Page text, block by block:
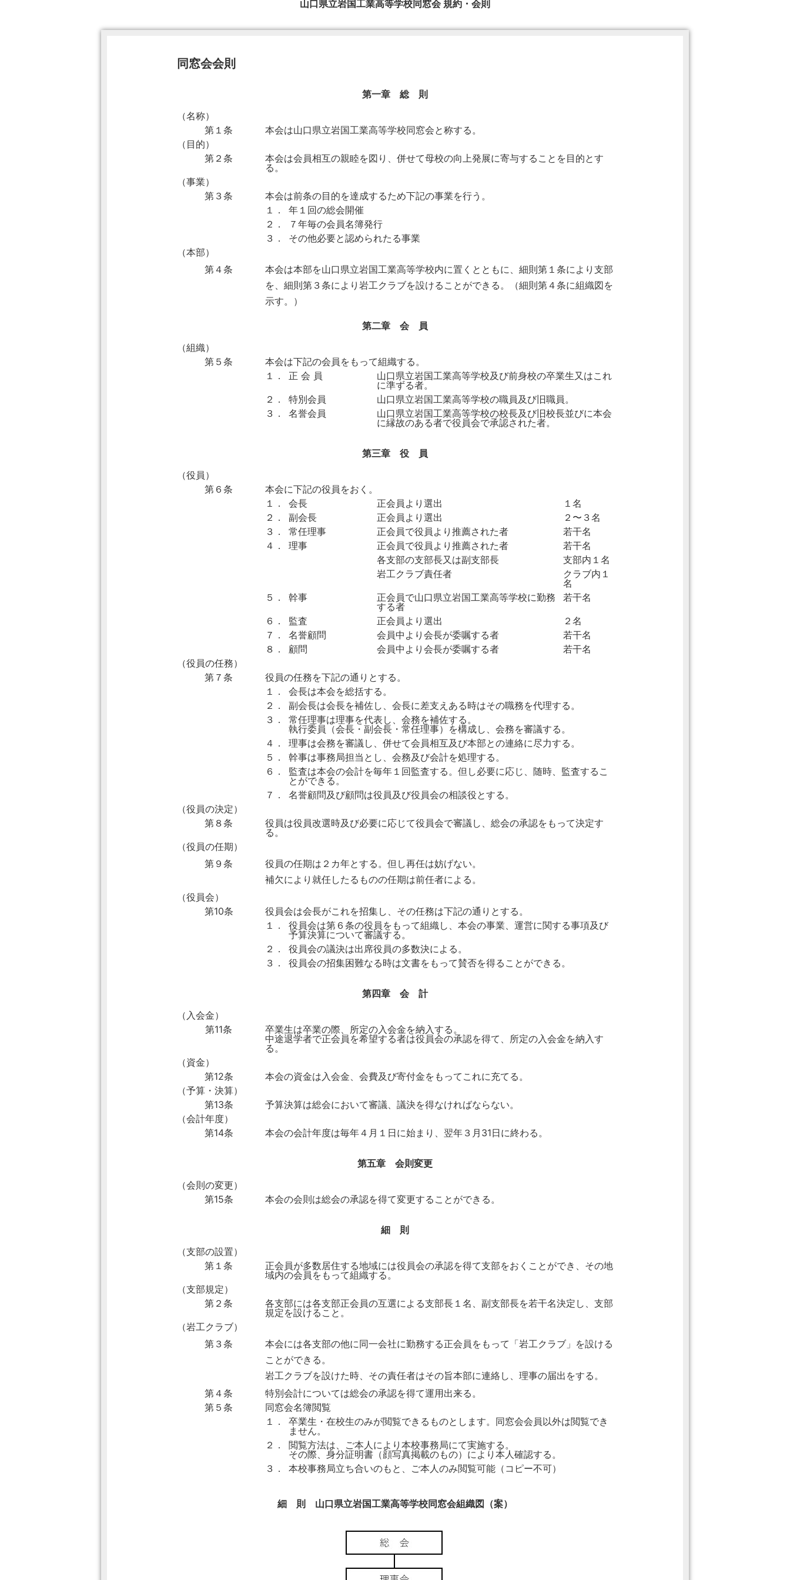
山口県立岩国工業高等学校同窓会 規約・会則
同窓会会則
第一章 総 則
（名称）
第１条
本会は山口県立岩国工業高等学校同窓会と称する。
（目的）
第２条
本会は会員相互の親睦を図り、併せて母校の向上発展に寄与することを目的とす
る。
（事業）
第３条
本会は前条の目的を達成するため下記の事業を行う。
１．
年１回の総会開催
２．
７年毎の会員名簿発行
３．
その他必要と認められたる事業
（本部）
第４条
本会は本部を山口県立岩国工業高等学校内に置くとともに、細則第１条により支部
を、細則第３条により岩工クラブを設けることができる。（細則第４条に組織図を
示す。）
第二章 会 員
（組織）
第５条
本会は下記の会員をもって組織する。
１．
正 会 員
山口県立岩国工業高等学校及び前身校の卒業生又はこれ
に準ずる者。
２．
特別会員
山口県立岩国工業高等学校の職員及び旧職員。
３．
名誉会員
山口県立岩国工業高等学校の校長及び旧校長並びに本会
に縁故のある者で役員会で承認された者。
第三章 役 員
（役員）
第６条
本会に下記の役員をおく。
１．
会長 正会員より選出
１名
２．
副会長 正会員より選出
２〜３名
３．
常任理事 正会員で役員より推薦された者
若干名
４．
理事 正会員で役員より推薦された者
若干名
各支部の支部長又は副支部長
支部内１名
岩工クラブ責任者
クラブ内１
名
５．
幹事
正会員で山口県立岩国工業高等学校に勤務
する者
若干名
６．
監査 正会員より選出
２名
７．
名誉顧問 会員中より会長が委嘱する者
若干名
８．
顧問 会員中より会長が委嘱する者
若干名
（役員の任務）
第７条
役員の任務を下記の通りとする。
１．
会長は本会を総括する。
２．
副会長は会長を補佐し、会長に差支えある時はその職務を代理する。
３．
常任理事は理事を代表し、会務を補佐する。
執行委員（会長・副会長・常任理事）を構成し、会務を審議する。
４．
理事は会務を審議し、併せて会員相互及び本部との連絡に尽力する。
５．
幹事は事務局担当とし、会務及び会計を処理する。
６．
監査は本会の会計を毎年１回監査する。但し必要に応じ、随時、監査するこ
とができる。
７．
名誉顧問及び顧問は役員及び役員会の相談役とする。
（役員の決定）
第８条
役員は役員改選時及び必要に応じて役員会で審議し、総会の承認をもって決定す
る。
（役員の任期）
第９条
役員の任期は２カ年とする。但し再任は妨げない。
補欠により就任したるものの任期は前任者による。
（役員会）
第10条
役員会は会長がこれを招集し、その任務は下記の通りとする。
１．
役員会は第６条の役員をもって組織し、本会の事業、運営に関する事項及び
予算決算について審議する。
２．
役員会の議決は出席役員の多数決による。
３．
役員会の招集困難なる時は文書をもって賛否を得ることができる。
第四章 会 計
（入会金）
第11条
卒業生は卒業の際、所定の入会金を納入する。
中途退学者で正会員を希望する者は役員会の承認を得て、所定の入会金を納入す
る。
（資金）
第12条
本会の資金は入会金、会費及び寄付金をもってこれに充てる。
（予算・決算）
第13条
予算決算は総会において審議、議決を得なければならない。
（会計年度）
第14条
本会の会計年度は毎年４月１日に始まり、翌年３月31日に終わる。
第五章 会則変更
（会則の変更）
第15条
本会の会則は総会の承認を得て変更することができる。
細 則
（支部の設置）
第１条
正会員が多数居住する地域には役員会の承認を得て支部をおくことができ、その地
域内の会員をもって組織する。
（支部規定）
第２条
各支部には各支部正会員の互選による支部長１名、副支部長を若干名決定し、支部
規定を設けること。
（岩工クラブ）
第３条
本会には各支部の他に同一会社に勤務する正会員をもって「岩工クラブ」を設ける
ことができる。
岩工クラブを設けた時、その責任者はその旨本部に連絡し、理事の届出をする。
第４条
特別会計については総会の承認を得て運用出来る。
第５条
同窓会名簿閲覧
１．
卒業生・在校生のみが閲覧できるものとします。同窓会会員以外は閲覧でき
ません。
２．
閲覧方法は、ご本人により本校事務局にて実施する。
その際、身分証明書（顔写真掲載のもの）により本人確認する。
３．
本校事務局立ち合いのもと、ご本人のみ閲覧可能（コピー不可）
細 則 山口県立岩国工業高等学校同窓会組織図（案）